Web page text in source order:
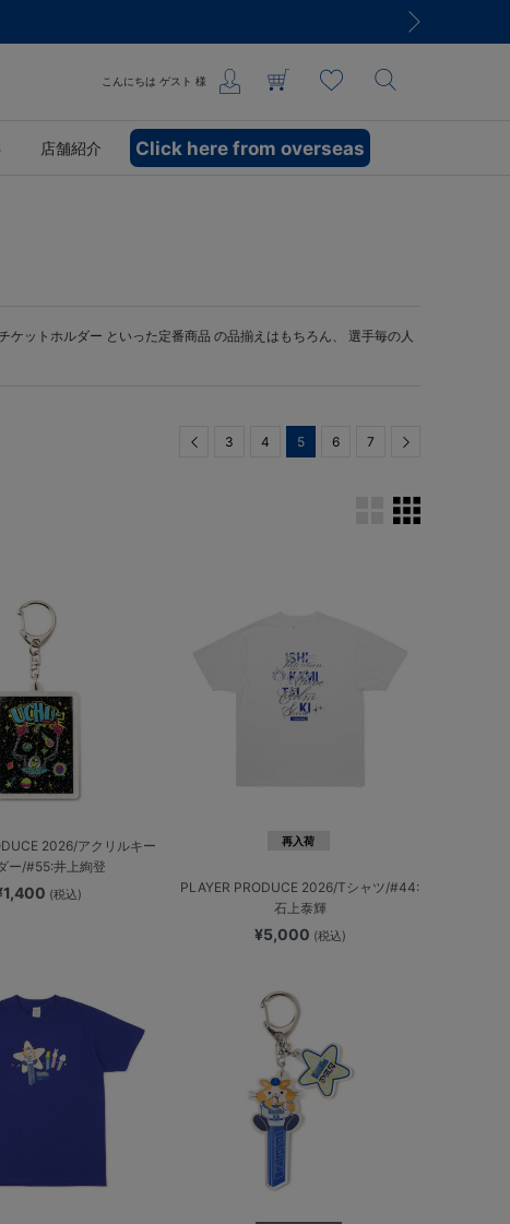
こんにちは ゲスト 様
店舗紹介 Click here from overseas
ケットホルダー といった定番商品 の品揃えはもちろん、 選手毎の人
Previous
3 4 5 6 7
2026/アクリルキー
ー/#55:井上絢登
(税込)
再入荷
PLAYER PRODUCE 2026/Tシャツ/#44:
石上泰輝
¥5,000 (税込)